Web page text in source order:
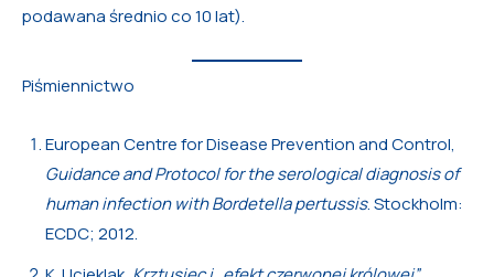
podawana średnio co 10 lat).
Piśmiennictwo
European Centre for Disease Prevention and Control,
Guidance and Protocol for the serological diagnosis of
human infection with Bordetella pertussis. Stockholm:
ECDC; 2012.